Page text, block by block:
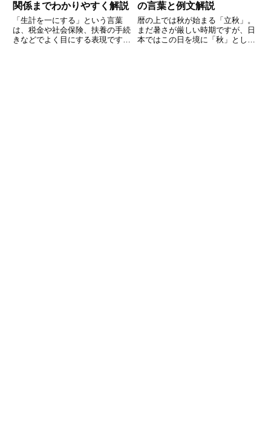
関係までわかりやすく解説
「生計を一にする」という言葉
は、税金や社会保険、扶養の手続
きなどでよく目にする表現です。
の言葉と例文解説
暦の上では秋が始まる「立秋」。
まだ暑さが厳しい時期ですが、日
本ではこの日を境に「秋」として